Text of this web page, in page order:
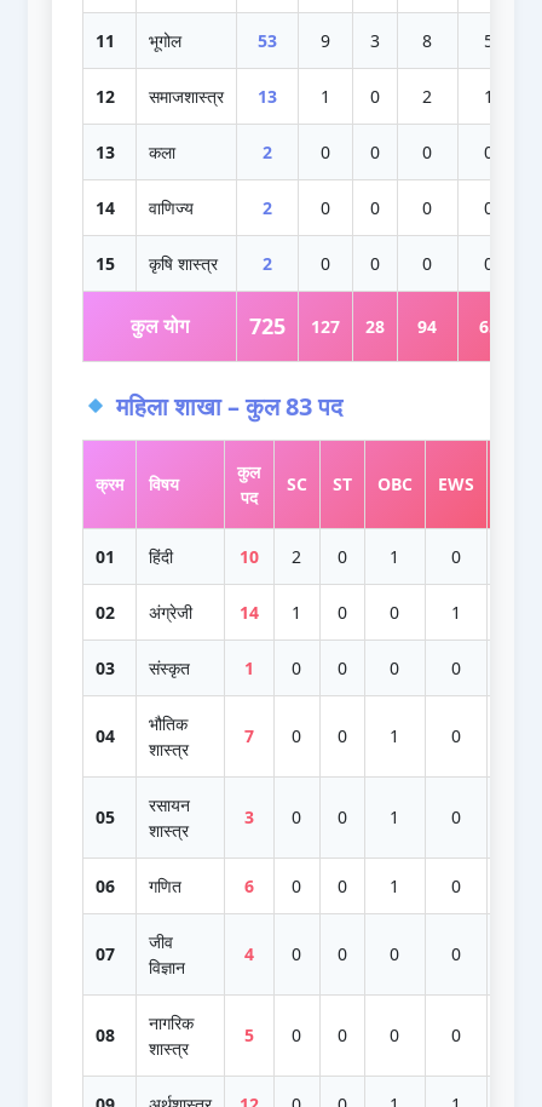
11 भूगोल 53 9 3 8 5
12 समाजशास्त्र 13 1 0 2 1
13 कला 2 0 0 0 0
14 वाणिज्य 2 0 0 0 0
15 कृषि शास्त्र 2 0 0 0 0
कुल योग 725 127 28 94 65
महिला शाखा – कुल 83 पद
क्रम विषय
कुल
पद
SC ST OBC EWS
01 हिंदी 10 2 0 1 0
02 अंग्रेजी 14 1 0 0 1
03 संस्कृत 1 0 0 0 0
04
भौतिक
शास्त्र
7 0 0 1 0
05
रसायन
शास्त्र
3 0 0 1 0
06 गणित 6 0 0 1 0
07
जीव
विज्ञान
4 0 0 0 0
08
नागरिक
शास्त्र
5 0 0 0 0